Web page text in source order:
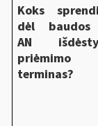
Koks
dėl
AN
priėmimo
terminas?